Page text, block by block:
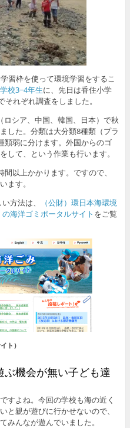
習枠を使って環境学習をするこ
校3−4年生に、先日は香住小学
れぞれ調査をしました。
シア、中国、韓国、日本）で秋
した。分類は大分類8種類（プラ
類弱に分けます。外国からのゴ
して、という作業も行います。
以上かかります。ですので、
ます。
方法は、
（公財）環日本海環境
海洋ゴミポータルサイト をご覧
ト）
機会が無い子ども達
すよね。今回の学校も海の近く
と親が遊びに行かせないので、
みんなが遊んでいました。